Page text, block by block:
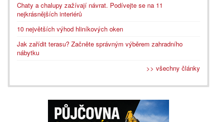
Chaty a chalupy zažívají návrat. Podívejte se na 11
nejkrásnějších interiérů
10 největších výhod hliníkových oken
Jak zařídit terasu? Začněte správným výběrem zahradního
nábytku
>> všechny články